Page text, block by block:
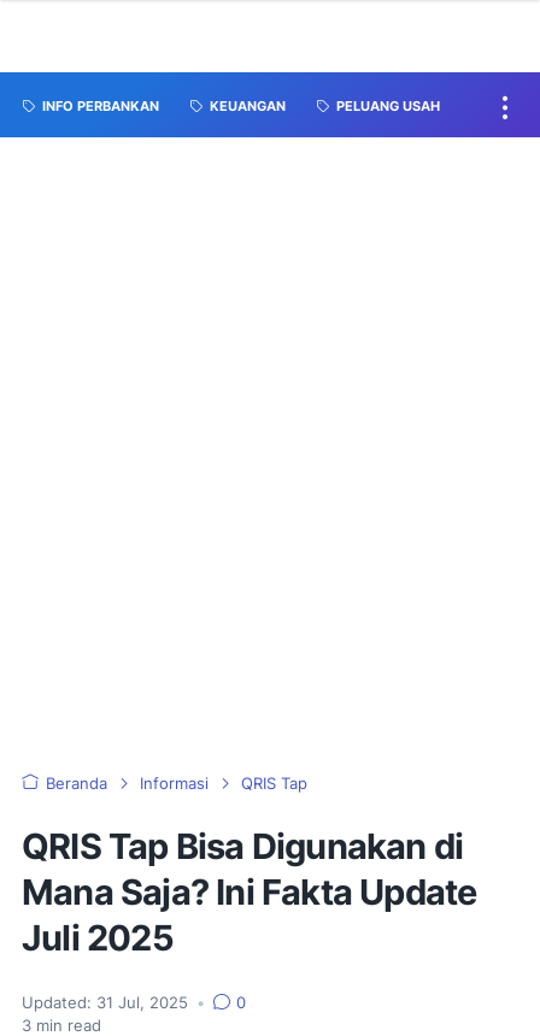
INFO PERBANKAN KEUANGAN PELUANG USAH
Beranda Informasi QRIS Tap
QRIS Tap Bisa Digunakan di
Mana Saja? Ini Fakta Update
Juli 2025
Updated: 31 Jul, 2025 •
0
3 min read